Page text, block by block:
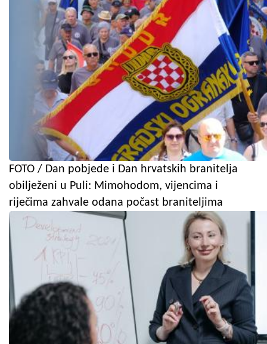
FOTO / Dan pobjede i Dan hrvatskih branitelja
obilježeni u Puli: Mimohodom, vijencima i
riječima zahvale odana počast braniteljima